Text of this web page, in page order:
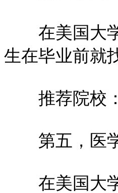
在美国大学
生在毕业前就
推荐院校：
第五，医学
在美国大学